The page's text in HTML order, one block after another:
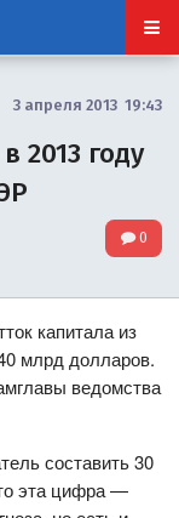
3 апреля 2013 19:43
2013 году
0
капитала из
млрд долларов.
ведомства
составить 30
эта цифра —